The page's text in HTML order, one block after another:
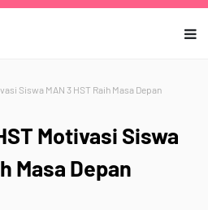
Siswa MAN 3 HST Raih Masa Depan
Motivasi Siswa
Masa Depan